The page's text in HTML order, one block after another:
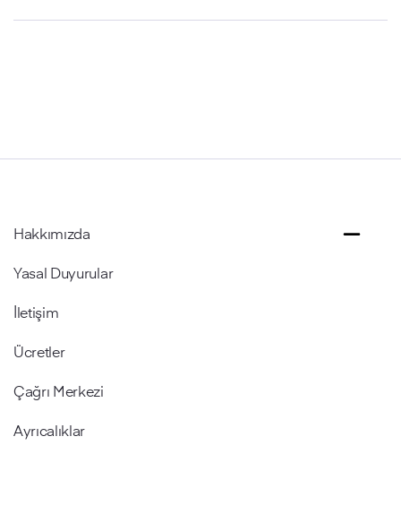
Hakkımızda
Yasal Duyurular
İletişim
Ücretler
Çağrı Merkezi
Ayrıcalıklar